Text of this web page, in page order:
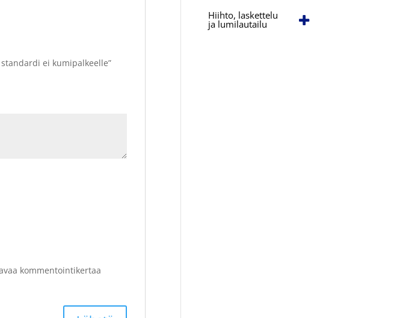
ei kumipalkeelle”
kommentointikertaa
Hiihto, laskettelu
ja lumilautailu